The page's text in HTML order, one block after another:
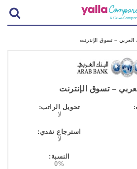
العربي – تسوق الإنترنت
– تسوق الإنترنت
تحويل الراتب:
لا
استرجاع نقدي:
لا
النسبة:
0%